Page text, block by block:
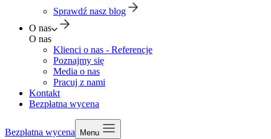
Sprawdź nasz blog
O nas
O nas
Klienci o nas - Referencje
Poznajmy się
Media o nas
Pracuj z nami
Kontakt
Bezpłatna wycena
Bezpłatna wycena Menu